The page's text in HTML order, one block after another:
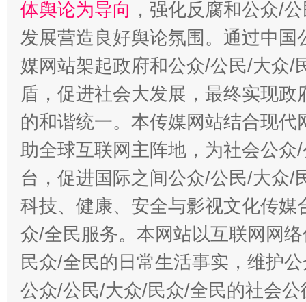
体舆论为导向 ，强化反腐和公众/
发展营造良好舆论氛围。通过中
媒网站架起政府和公众/公民/大众/
盾，促进社会大发展，最终实现
的和谐统一。本传媒网站结合现
助全球互联网主阵地，为社会公
台，促进国际之间公众/公民/大众/
科技、健康、安全与影视文化传
众/全民服务。本网站以互联网网
民众/全民的日常生活事实，维护
公众/公民/大众/民众/全民的社会公